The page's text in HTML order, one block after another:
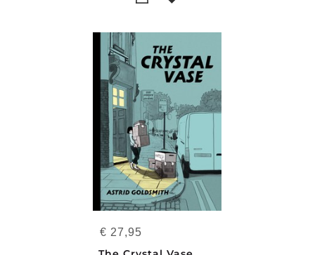
€ 27,95